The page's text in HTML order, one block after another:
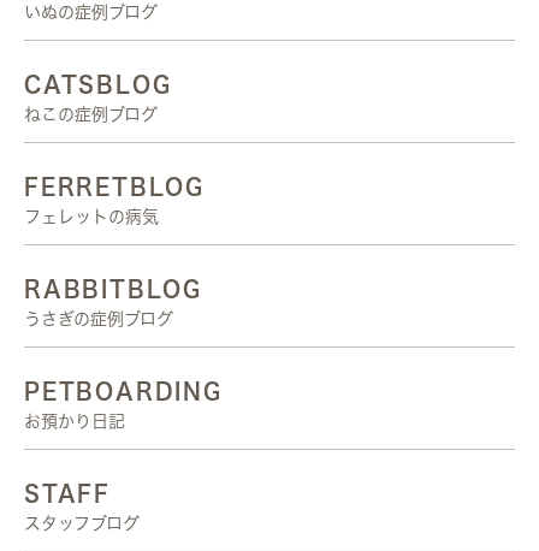
いぬの症例ブログ
CATSBLOG
ねこの症例ブログ
FERRETBLOG
フェレットの病気
RABBITBLOG
うさぎの症例ブログ
PETBOARDING
お預かり日記
STAFF
スタッフブログ